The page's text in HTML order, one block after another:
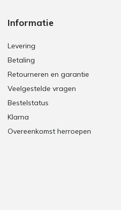
Informatie
Levering
Betaling
Retourneren en garantie
Veelgestelde vragen
Bestelstatus
Klarna
Overeenkomst herroepen